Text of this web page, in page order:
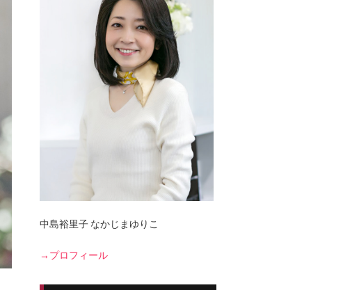
中島裕里子 なかじまゆりこ
→プロフィール